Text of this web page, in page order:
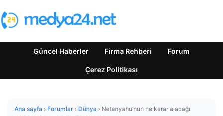
Güncel Haberler Firma Rehberi Forum
Çerez Politikası
Ana sayfa › Forumlar › Dünya › Netanyahu’nun ne karar alacağı